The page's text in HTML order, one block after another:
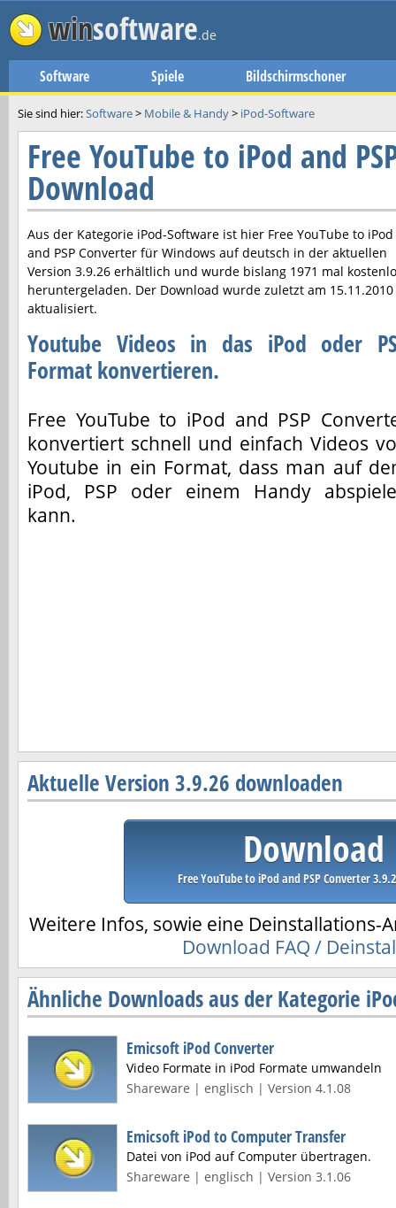
winsoftware.de
Software Spiele Bildschirmschoner
Sie sind hier:Software> Mobile & Handy> iPod-Software
Free YouTube to iPod and
Download
Aus der Kategorie iPod-Software ist hier Free YouTube to iPod
and PSP Converter für Windows auf deutsch in der aktuellen
Version 3.9.26 erhältlich und wurde bislang 1971 mal
heruntergeladen. Der Download wurde zuletzt am 15.11.2010
aktualisiert.
Youtube Videos in das iPod oder
Format konvertieren.
Free YouTube to iPod and PSP
konvertiert schnell und einfach Videos
Youtube in ein Format, dass man auf
iPod, PSP oder einem Handy
kann.
Aktuelle Version 3.9.26 downloaden
Download
Free YouTube to iPod and PSP Converter
Weitere Infos, sowie eine Deinstallations-
Download FAQ /
Ähnliche Downloads aus der Kategorie
Emicsoft iPod Converter
Video Formate in iPod Formate umwandeln
Shareware | englisch | Version 4.1.08
Emicsoft iPod to Computer Transfer
Datei von iPod auf Computer übertragen.
Shareware | englisch | Version 3.1.06